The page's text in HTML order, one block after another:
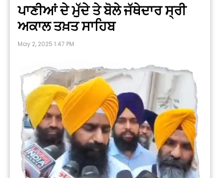
ਪਾਣੀਆਂ ਦੇ ਮੁੱਦੇ ਤੇ ਬੋਲੇ ਜੱਥੇਦਾਰ ਸ੍ਰੀ
ਅਕਾਲ ਤਖ਼ਤ ਸਾਹਿਬ
May 2, 2025 1:47 PM